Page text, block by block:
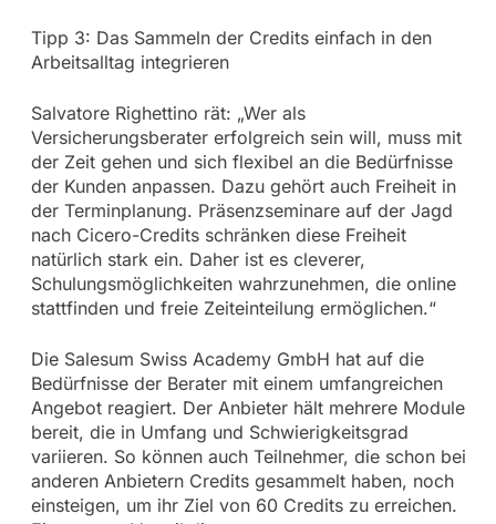
Tipp 3: Das Sammeln der Credits einfach in den
Arbeitsalltag integrieren
Salvatore Righettino rät: „Wer als
Versicherungsberater erfolgreich sein will, muss mit
der Zeit gehen und sich flexibel an die Bedürfnisse
der Kunden anpassen. Dazu gehört auch Freiheit in
der Terminplanung. Präsenzseminare auf der Jagd
nach Cicero-Credits schränken diese Freiheit
natürlich stark ein. Daher ist es cleverer,
Schulungsmöglichkeiten wahrzunehmen, die online
stattfinden und freie Zeiteinteilung ermöglichen.“
Die Salesum Swiss Academy GmbH hat auf die
Bedürfnisse der Berater mit einem umfangreichen
Angebot reagiert. Der Anbieter hält mehrere Module
bereit, die in Umfang und Schwierigkeitsgrad
variieren. So können auch Teilnehmer, die schon bei
anderen Anbietern Credits gesammelt haben, noch
einsteigen, um ihr Ziel von 60 Credits zu erreichen.